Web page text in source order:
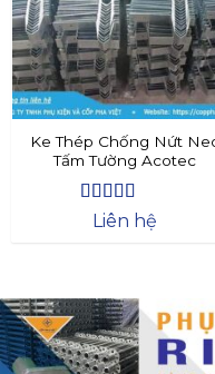
Ke Thép Chống Nứt
Tấm Tường Acotec
Được xếp
Liên hệ